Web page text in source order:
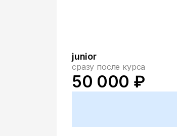
junior
сразу после курса
50 000 ₽